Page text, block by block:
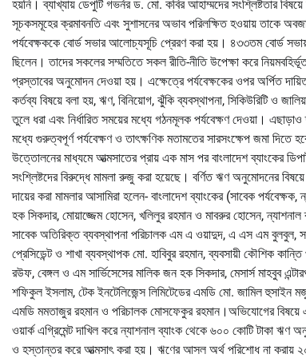
হয়নি। ব্যাখ্যায় ডেপুটি গভর্নর ড. মো. কবির আহাম্মদের সংশ্লিষ্টতার
সূচকসমূহের ক্রমাবনতি এবং সুশাসনের অভাব পরিলক্ষিত হওয়ায় তাকে
পর্যবেক্ষককে বোর্ড সভার আলোচ্যসূচি প্রেরণ করা হয়। ৪৩৩তম বোর্ড
ছিলেন। তাদের সকলের সম্মতিতে সকল রীতি-নীতি উপেক্ষা করে
প্রস্তাবের অনুমোদন দেওয়া হয়। এক্ষেত্রে পর্যবেক্ষকের ওপর অর্পিত
কর্তব্য বিষয়ে বলা হয়, ঋণ, বিনিয়োগ, ঝুঁকি ব্যবস্থাপনা, সিকিউরিটি ও
তুলে ধরা এবং নির্ধারিত সময়ের মধ্যে গঠনমূলক পর্যবেক্ষণ দেওয়া।
মধ্যে গুরুত্বপূর্ণ পর্যবেক্ষণ ও তাৎক্ষণিক মতামতের সারসংক্ষেপ জমা
উত্তোলনের মাধ্যমে আত্মসাতের প্রায় এক মাস পর বাংলাদেশ ব্যাংকের
সংশ্লিষ্টদের বিরুদ্ধে মামলা রুজু করা হয়েছে। বর্ণিত ঋণ অনুমোদনের
দায়ের করা মামলার আসামিরা হলেন- বাংলাদেশ ব্যাংকের (সাবেক
হক সিকদার, মোয়াজ্জেম হোসেন, খলিলুর রহমান ও মাবরুর হোসেন,
সাবেক অতিরিক্ত ব্যবস্থাপনা পরিচালক এম এ ওয়াদুদ, এ এস এম বুলবুল,
প্রেসিডেন্ট ও শাখা ব্যবস্থাপক মো. হাবিবুর রহমান, ব্যবসায়ী কৌশিক
রউফ, বেঙ্গল ও এম সার্ভিসেসের মালিক জন হক সিকদার, মেসার্স মাহবুব
শফিকুল ইসলাম, টেক ইনটেলিজেন্স লিমিটেডের এমডি মো. জামিল হুসাইন
এমডি মমতাজুর রহমান ও পরিচালক মোসফেকুর রহমান।অভিযোগের বিষয়ে
ওয়ার্ক এগ্রিমেন্ট দাখিল করে ন্যাশনাল ব্যাংক থেকে ৬০০ কোটি টাকা
ও হস্তান্তর করে আত্মসাৎ করা হয়। ঋণের আসল অর্থ পরিশোধ না করায়